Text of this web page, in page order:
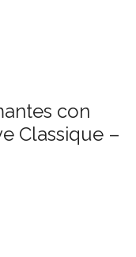
con
Classique –